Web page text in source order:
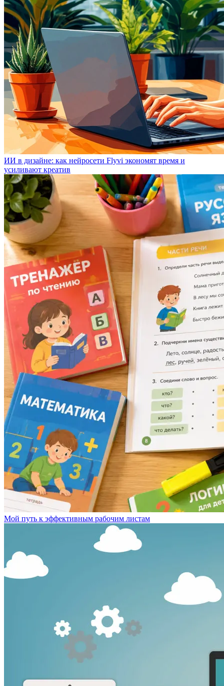
ИИ в дизайне: как нейросети Flyvi экономят время и
усиливают креатив
Мой путь к эффективным рабочим листам